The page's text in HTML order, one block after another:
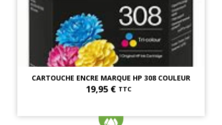
CARTOUCHE ENCRE MARQUE HP 308 COULEUR
19,95 € TTC